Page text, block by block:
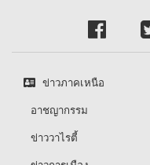
ข่าวภาคเหนือ
อาชญากรรม
ข่าววาไรตี้